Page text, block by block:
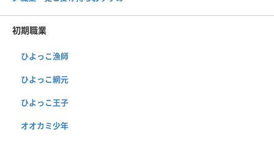
初期職業
ひよっこ漁師
ひよっこ網元
ひよっこ王子
オオカミ少年